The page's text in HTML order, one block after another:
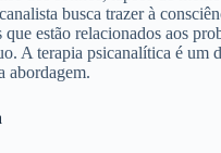
busca trazer à
estão relacionados aos
A terapia psicanalítica é um
abordagem.